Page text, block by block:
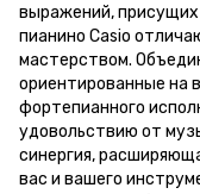
выражений,
пианино Casio
мастерством.
ориентированные на
фортепианного
удовольствию от
синергия,
вас и вашего